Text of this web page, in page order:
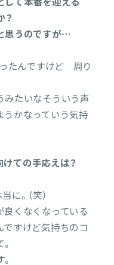
？
思うのですが…
ったんですけど 周り
みたいなそういう声
うかなっていう気持
ての手応えは？
。（笑）
くなくなっている
すけど気持ちのコ